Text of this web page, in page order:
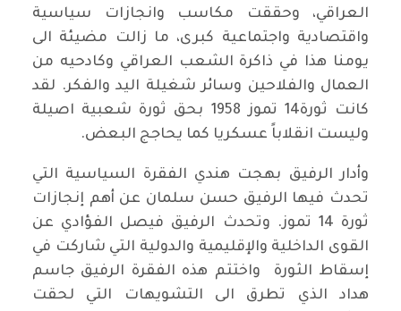
العراقي، وحققت مكاسب وانجازات سياسية
واقتصادية واجتماعية كبرى، ما زالت مضيئة الى
يومنا هذا في ذاكرة الشعب العراقي وكادحيه من
العمال والفلاحين وسائر شغيلة اليد والفكر. لقد
كانت ثورة14 تموز 1958 بحق ثورة شعبية اصيلة
وليست انقلاباً عسكريا كما يحاجج البعض.
وأدار الرفيق بهجت هندي الفقرة السياسية التي
تحدث فيها الرفيق حسن سلمان عن أهم إنجازات
ثورة 14 تموز. وتحدث الرفيق فيصل الفؤادي عن
القوى الداخلية والإقليمية والدولية التي شاركت في
إسقاط الثورة واختتم هذه الفقرة الرفيق جاسم
هداد الذي تطرق الى التشويهات التي لحقت